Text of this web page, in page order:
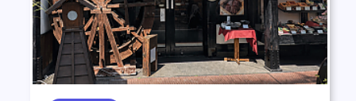
메트로 간사이 리무진 버스 편도 하루카 특급열차
편도 티켓 오사카 유니버설 스튜디오 재팬 오사카
유니버설 스튜디오 재팬 입장권 오사카 유니버설
스튜디오 재팬 1.5일권 유니버설 스튜디오 재팬
익스프레스4·5 유니버설 스튜디오 재팬